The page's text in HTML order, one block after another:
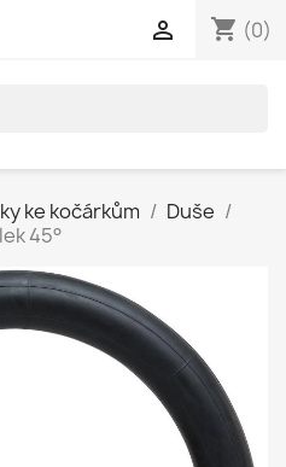
shopping_cart (0)

ke kočárkům
Duše
45°